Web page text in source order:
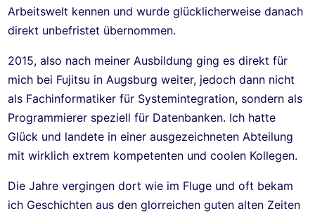
Arbeitswelt kennen und wurde glücklicherweise danach
direkt unbefristet übernommen.
2015, also nach meiner Ausbildung ging es direkt für
mich bei Fujitsu in Augsburg weiter, jedoch dann nicht
als Fachinformatiker für Systemintegration, sondern als
Programmierer speziell für Datenbanken. Ich hatte
Glück und landete in einer ausgezeichneten Abteilung
mit wirklich extrem kompetenten und coolen Kollegen.
Die Jahre vergingen dort wie im Fluge und oft bekam
ich Geschichten aus den glorreichen guten alten Zeiten